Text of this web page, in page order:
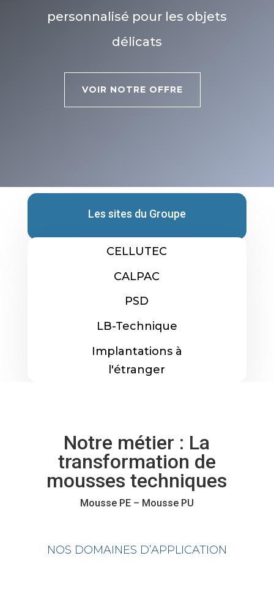
personnalisé pour les objets
délicats
VOIR NOTRE OFFRE
Les sites du Groupe
CELLUTEC
CALPAC
PSD
LB-Technique
Implantations à
l'étranger
Notre métier : La
transformation de
mousses techniques
Mousse PE – Mousse PU
NOS DOMAINES D’APPLICATION